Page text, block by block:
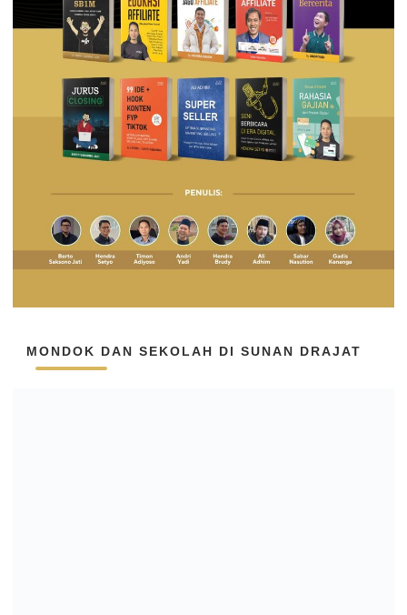
MONDOK DAN SEKOLAH DI SUNAN DRAJAT